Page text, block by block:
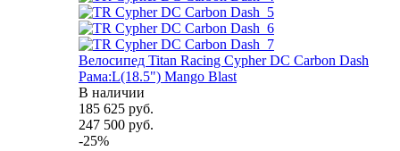
Велосипед Titan Racing Cypher DC Carbon Dash
Рама:L(18.5") Mango Blast
В наличии
185 625 руб.
247 500 руб.
-25%